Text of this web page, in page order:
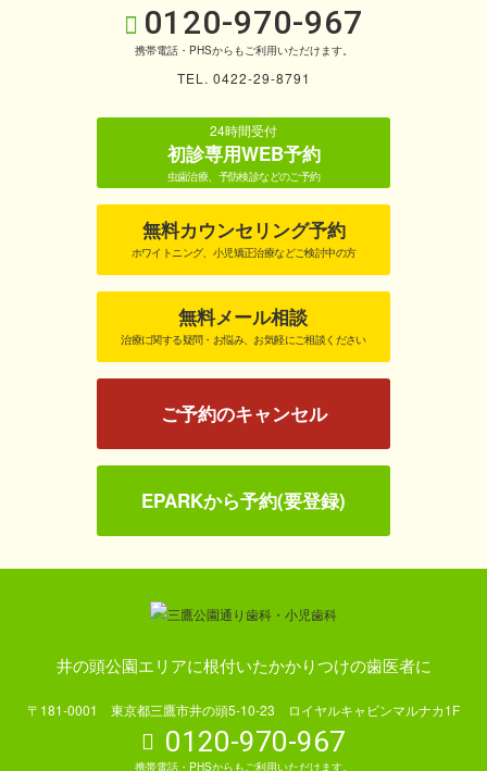
0120-970-967
携帯電話・PHSからもご利用いただけます。
TEL. 0422-29-8791
24時間受付
初診専用WEB予約
虫歯治療、予防検診などのご予約
無料カウンセリング予約
ホワイトニング、小児矯正治療などご検討中の方
無料メール相談
治療に関する疑問・お悩み、お気軽にご相談ください
ご予約のキャンセル
EPARKから予約(要登録)
井の頭公園エリアに根付いたかかりつけの歯医者に
〒181-0001 東京都三鷹市井の頭5-10-23 ロイヤルキャビンマルナカ1F
0120-970-967
携帯電話・PHSからもご利用いただけます。